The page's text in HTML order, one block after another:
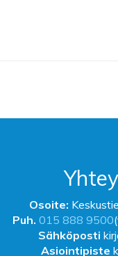
Osoite:
Puh. 015 888 9500
Sähköposti
Asiointipiste